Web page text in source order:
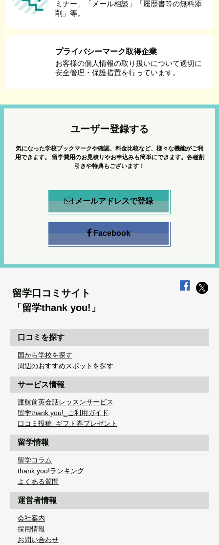
ミナー」「メール相談」「履歴書等の無料添
削」等。
プライバシーマーク取得企業
お客様の個人情報の取り扱いについて適切に
安全管理・保護措置を行っています。
ユーザー登録する
気になった学校ブックマークや確認、料金比較など、様々な機能がご利
用できます。
留学費用のお見積りやお申込みも簡単にできます。各種割
引きや特典もございます！
メールアドレスで登録
Facebook
留学口コミサイト
「留学thank you!」
口コミを探す
国から学校を探す
周辺のおすすめスポットを探す
サービス情報
渡航前英会話レッスンサービス
留学thank you!_ご利用ガイド
口コミ投稿_ギフト券プレゼント
留学情報
留学コラム
thank you!ランキング
よくある質問
運営者情報
会社案内
採用情報
お問い合わせ